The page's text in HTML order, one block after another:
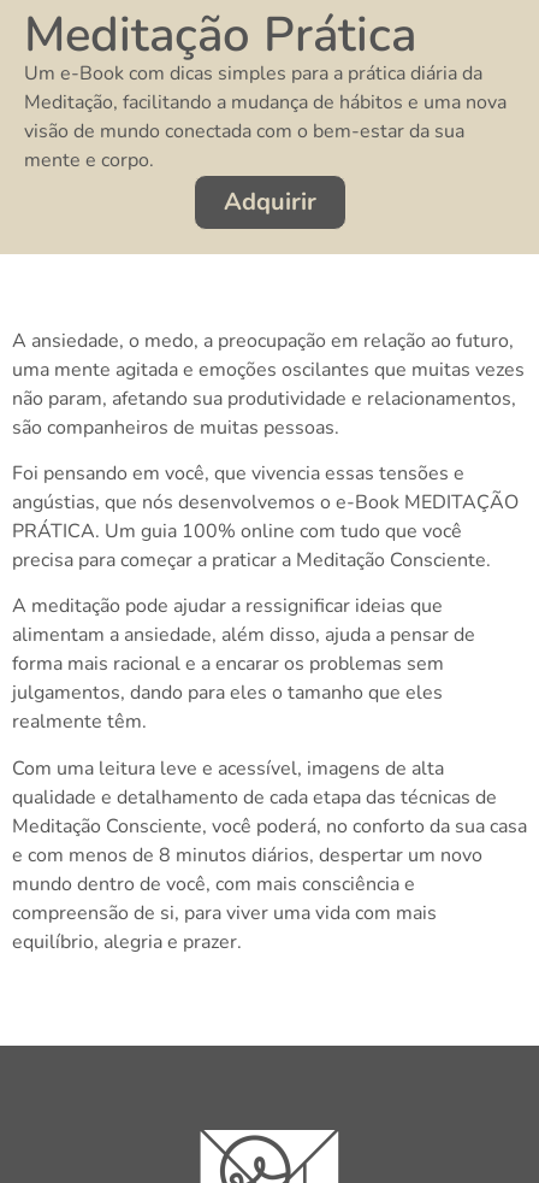
Meditação Prática
Um e-Book com dicas simples para a prática diária da
Meditação, facilitando a mudança de hábitos e uma nova
visão de mundo conectada com o bem-estar da sua
mente e corpo.
Adquirir
A ansiedade, o medo, a preocupação em relação ao futuro,
uma mente agitada e emoções oscilantes que muitas vezes
não param, afetando sua produtividade e relacionamentos,
são companheiros de muitas pessoas.
Foi pensando em você, que vivencia essas tensões e
angústias, que nós desenvolvemos o e-Book MEDITAÇÃO
PRÁTICA. Um guia 100% online com tudo que você
precisa para começar a praticar a Meditação Consciente.
A meditação pode ajudar a ressignificar ideias que
alimentam a ansiedade, além disso, ajuda a pensar de
forma mais racional e a encarar os problemas sem
julgamentos, dando para eles o tamanho que eles
realmente têm.
Com uma leitura leve e acessível, imagens de alta
qualidade e detalhamento de cada etapa das técnicas de
Meditação Consciente, você poderá, no conforto da sua casa
e com menos de 8 minutos diários, despertar um novo
mundo dentro de você, com mais consciência e
compreensão de si, para viver uma vida com mais
equilíbrio, alegria e prazer.